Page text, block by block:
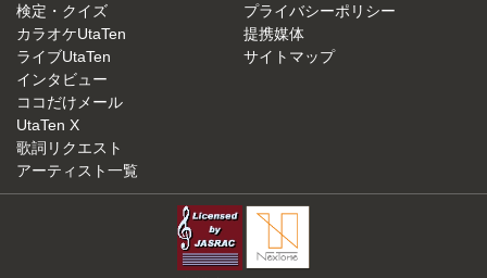
検定・クイズ
カラオケUtaTen
ライブUtaTen
インタビュー
ココだけメール
UtaTen X
歌詞リクエスト
アーティスト一覧
プライバシーポリシー
提携媒体
サイトマップ